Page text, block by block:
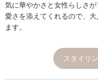
気に華やかさと女性らしさ
愛さを添えてくれるので、
ます。
スタイリ